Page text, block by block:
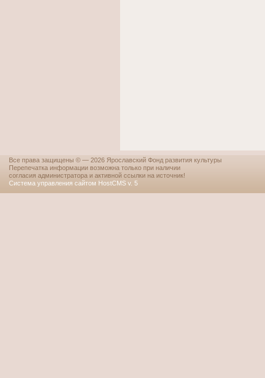
Все права защищены © — 2026 Ярославский Фонд развития культуры
Перепечатка информации возможна только при наличии
согласия администратора и активной ссылки на источник!
Система управления сайтом HostCMS v. 5